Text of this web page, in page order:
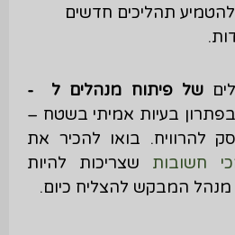
להטמיע תהליכים חדשים
של פיתוח מנהלים ל -
בעיות אמיתי בשטח –
להרוויח. בואו להכיר את
חשובות שצריכות להיות
המבקש להצליח כיום.